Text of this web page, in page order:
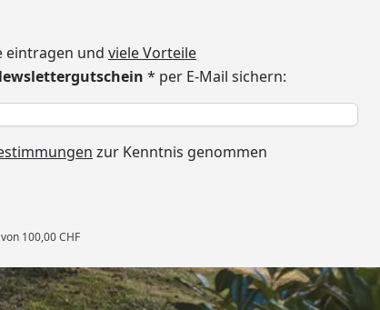
eintragen und viele Vorteile
* per E-Mail sichern:
zur Kenntnis genommen
100,00 CHF